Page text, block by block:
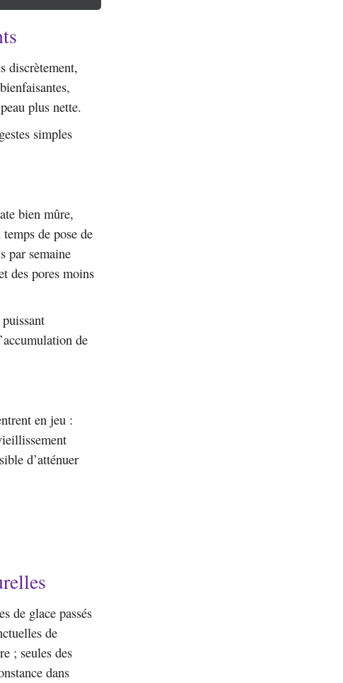
discrètement,
plus nette.
simples
bien mûre,
de pose de
par semaine
des pores moins
de
en jeu :
d’atténuer
de glace passés
de
; seules des
dans